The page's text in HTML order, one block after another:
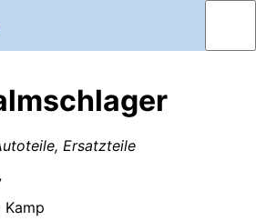
Ersatzteile